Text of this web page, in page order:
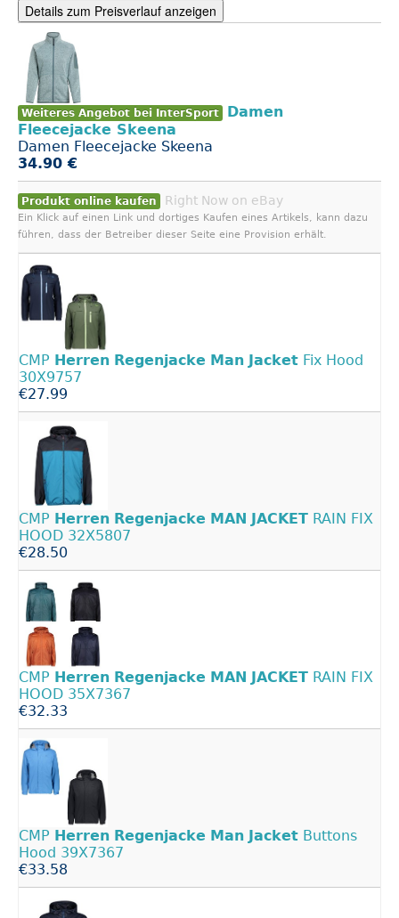
Details zum Preisverlauf anzeigen
Weiteres Angebot bei InterSport
Damen
Fleecejacke Skeena
Damen Fleecejacke Skeena
34.90 €
Produkt online kaufen Right Now on eBay
Ein Klick auf einen Link und dortiges Kaufen eines Artikels, kann dazu
führen, dass der Betreiber dieser Seite eine Provision erhält.
CMP Herren Regenjacke Man Jacket Fix Hood
30X9757
€27.99
CMP Herren Regenjacke MAN JACKET RAIN FIX
HOOD 32X5807
€28.50
CMP Herren Regenjacke MAN JACKET RAIN FIX
HOOD 35X7367
€32.33
CMP Herren Regenjacke Man Jacket Buttons
Hood 39X7367
€33.58